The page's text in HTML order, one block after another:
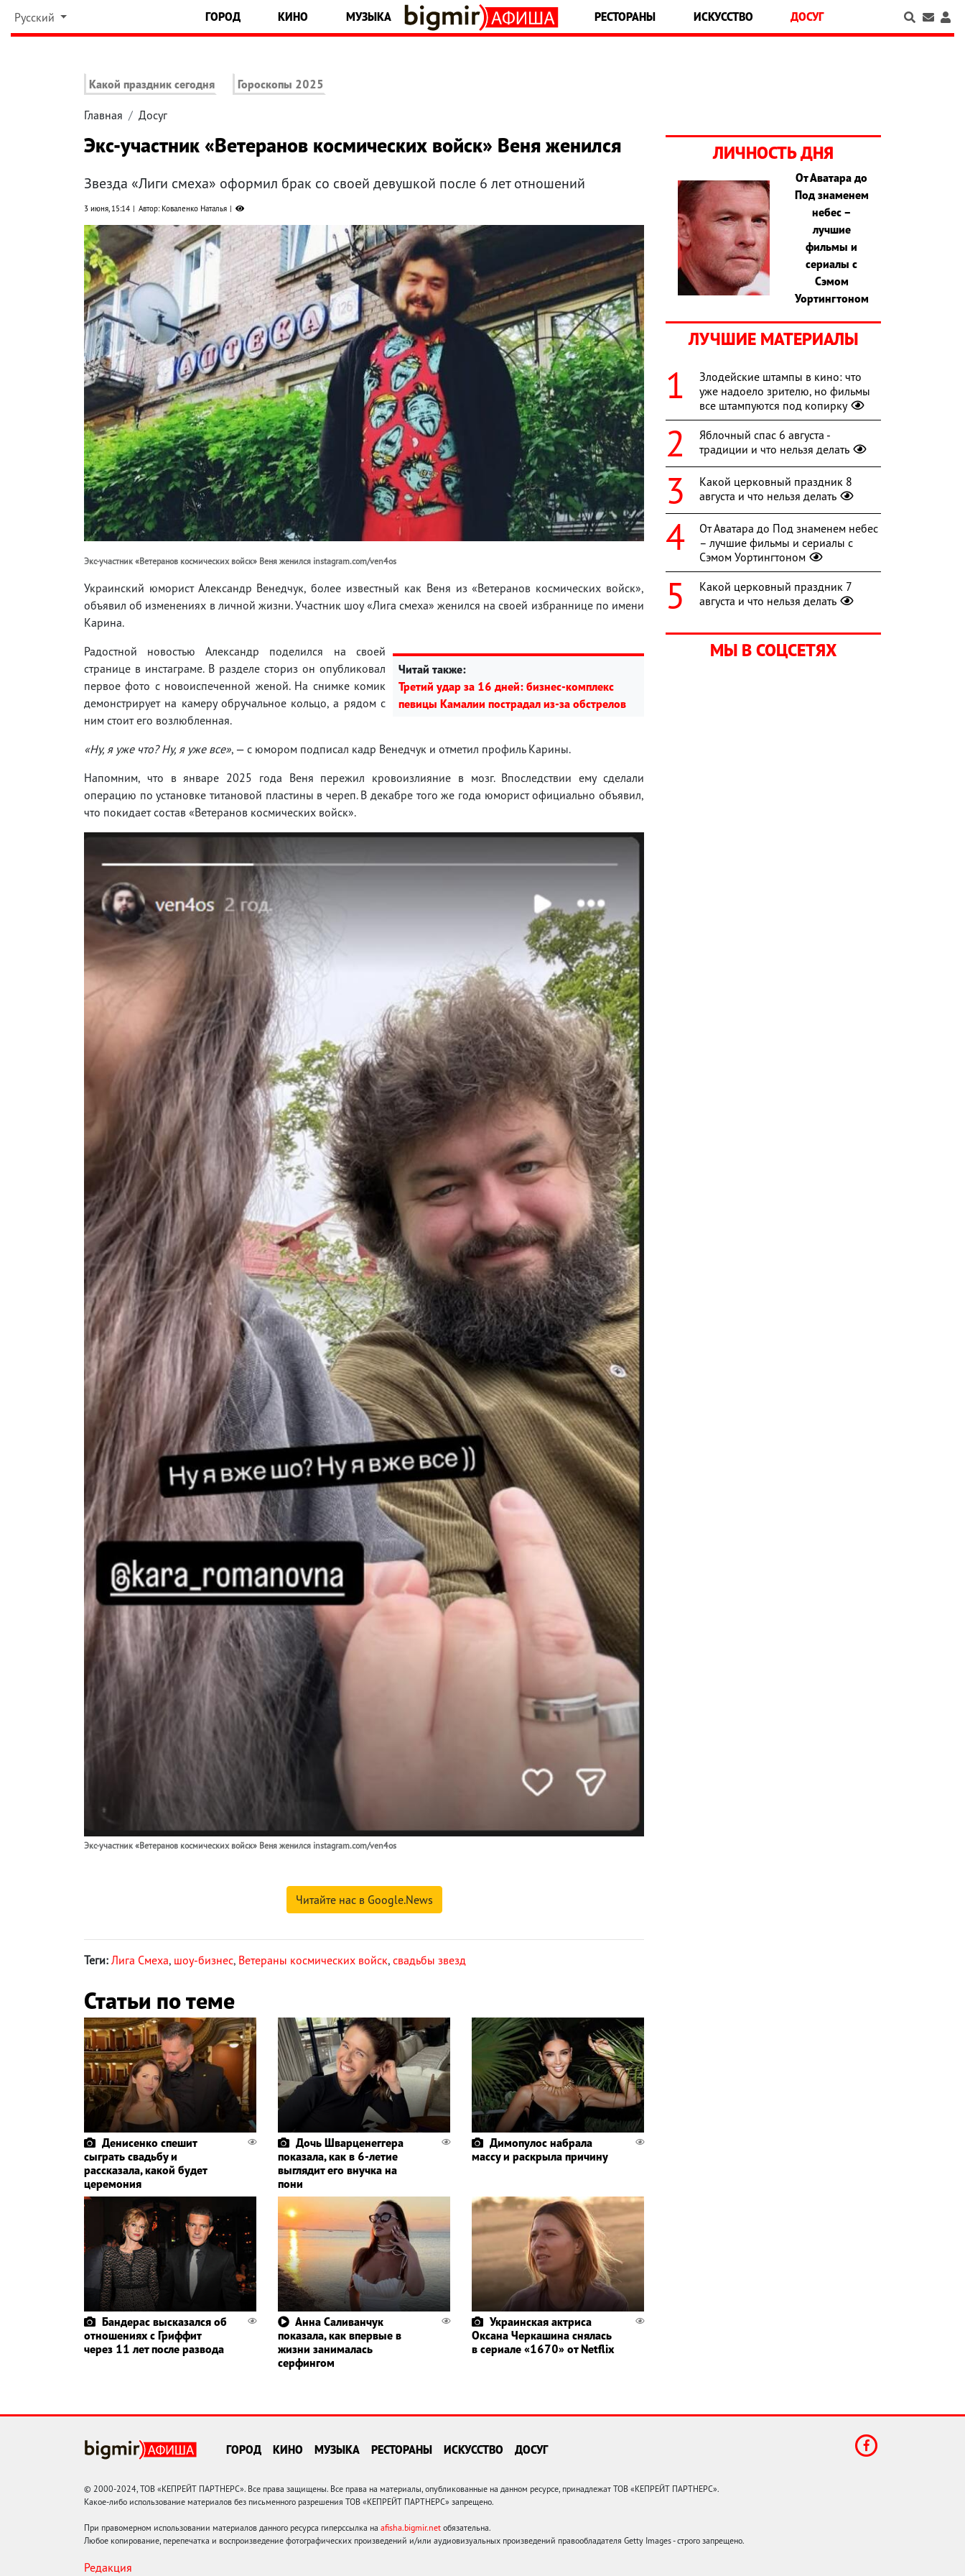
Русский ГОРОД КИНО МУЗЫКА РЕСТОРАНЫ ИСКУССТВО ДОСУГ
Какой праздник сегодня Гороскопы 2025
Главная Досуг
Экс-участник «Ветеранов космических войск» Веня женился
Звезда «Лиги смеха» оформил брак со своей девушкой после 6 лет отношений
3 июня, 15:14 Автор: Коваленко Наталья
Экс-участник «Ветеранов космических войск» Веня женился instagram.com/ven4os
Украинский юморист Александр Венедчук, более известный как Веня из «Ветеранов космических войск»,
объявил об изменениях в личной жизни. Участник шоу «Лига смеха» женился на своей избраннице по имени
Карина.
Читай также:
Третий удар за 16 дней: бизнес-комплекс
певицы Камалии пострадал из-за обстрелов
Радостной новостью Александр поделился на своей
странице в инстаграме. В разделе сториз он опубликовал
первое фото с новоиспеченной женой. На снимке комик
демонстрирует на камеру обручальное кольцо, а рядом с
ним стоит его возлюбленная.
«Ну, я уже что? Ну, я уже все», — с юмором подписал кадр Венедчук и отметил профиль Карины.
Напомним, что в январе 2025 года Веня пережил кровоизлияние в мозг. Впоследствии ему сделали
операцию по установке титановой пластины в череп. В декабре того же года юморист официально объявил,
что покидает состав «Ветеранов космических войск».
Экс-участник «Ветеранов космических войск» Веня женился instagram.com/ven4os
Читайте нас в Google.News
Теги: Лига Смеха, шоу-бизнес, Ветераны космических войск, свадьбы звезд
Статьи по теме
Денисенко спешит
сыграть свадьбу и
рассказала, какой будет
церемония
Дочь Шварценеггера
показала, как в 6-летие
выглядит его внучка на
пони
Димопулос набрала
массу и раскрыла причину
Бандерас высказался об
отношениях с Гриффит
через 11 лет после развода
Анна Саливанчук
показала, как впервые в
жизни занималась
серфингом
Украинская актриса
Оксана Черкашина снялась
в сериале «1670» от Netflix
ЛИЧНОСТЬ ДНЯ
От Аватара до
Под знаменем
небес –
лучшие
фильмы и
сериалы с
Сэмом
Уортингтоном
ЛУЧШИЕ МАТЕРИАЛЫ
Злодейские штампы в кино: что
уже надоело зрителю, но фильмы
все штампуются под копирку
Яблочный спас 6 августа -
традиции и что нельзя делать
Какой церковный праздник 8
августа и что нельзя делать
От Аватара до Под знаменем небес
– лучшие фильмы и сериалы с
Сэмом Уортингтоном
Какой церковный праздник 7
августа и что нельзя делать
МЫ В СОЦСЕТЯХ
ГОРОД КИНО МУЗЫКА РЕСТОРАНЫ ИСКУССТВО ДОСУГ
© 2000-2024, ТОВ «КЕПРЕЙТ ПАРТНЕРС». Все права защищены. Все права на материалы, опубликованные на данном ресурсе, принадлежат ТОВ «КЕПРЕЙТ ПАРТНЕРС».
Какое-либо использование материалов без письменного разрешения ТОВ «КЕПРЕЙТ ПАРТНЕРС» запрещено.
При правомерном использовании материалов данного ресурса гиперссылка на afisha.bigmir.net обязательна.
Любое копирование, перепечатка и воспроизведение фотографических произведений и/или аудиовизуальных произведений правообладателя Getty Images - строго запрещено.
Редакция